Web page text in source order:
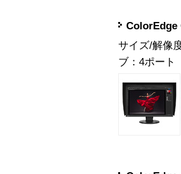
ColorEdge
サイズ/解像
ブ：4ポート